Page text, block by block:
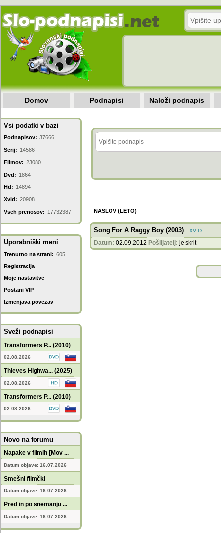
Domov Podnapisi Naloži podnapis
Vsi podatki v bazi
Podnapisov: 37666
Serij: 14586
Filmov: 23080
Dvd: 1864
Hd: 14894
Xvid: 20908
Vseh prenosov: 17732387
Uporabniški meni
Trenutno na strani: 605
Registracija
Moje nastavitve
Postani VIP
Izmenjava povezav
Sveži podnapisi
Transformers P... (2010)
02.08.2026
Thieves Highwa... (2025)
02.08.2026
Transformers P... (2010)
02.08.2026
Novo na forumu
Napake v filmih [Mov ...
Datum objave: 16.07.2026
Smešni filmčki
Datum objave: 16.07.2026
Pred in po snemanju ...
Datum objave: 16.07.2026
NASLOV (LETO)
Song For A Raggy Boy (2003)
Datum: 02.09.2012 Pošiljatelj: je skrit